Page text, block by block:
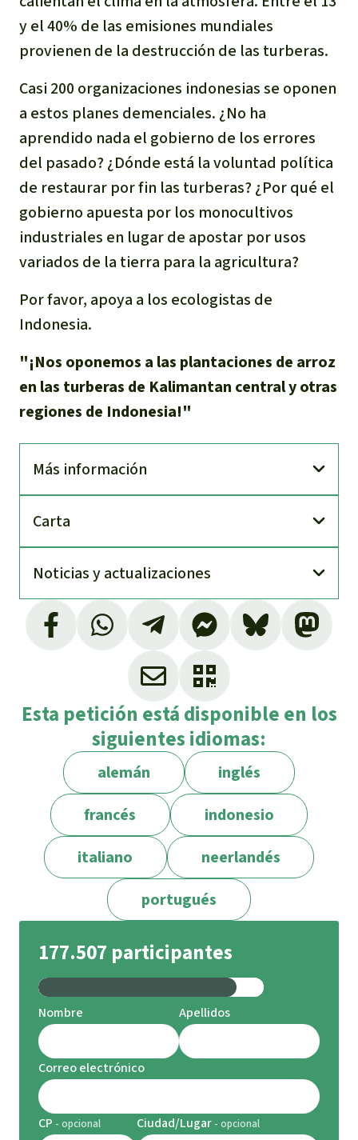
y el 40% de las emisiones mundiales
provienen de la destrucción de las turberas.
Casi 200 organizaciones indonesias se oponen
a estos planes demenciales. ¿No ha
aprendido nada el gobierno de los errores
del pasado? ¿Dónde está la voluntad política
de restaurar por fin las turberas? ¿Por qué el
gobierno apuesta por los monocultivos
industriales en lugar de apostar por usos
variados de la tierra para la agricultura?
Por favor, apoya a los ecologistas de
Indonesia.
"¡Nos oponemos a las plantaciones de arroz
en las turberas de Kalimantan central y otras
regiones de Indonesia!"
Más información
Carta
Noti­cias y actuali­zaciones
Esta petición está disponible en los
siguientes idiomas:
alemán
inglés
francés
indonesio
italiano
neerlandés
portugués
177.507 participantes
Nombre Apellidos
Correo electrónico
CP Ciudad/Lugar